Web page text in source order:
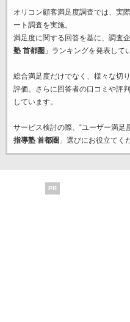
オリコン顧客満足度調査では、実
ート調査を実施。
満足度に関する回答を基に、調査
塾 首都圏 」ランキングを発表して
総合満足度だけでなく、様々な切
評価。さらに回答者の口コミや評
しています。
サービス検討の際、“ユーザー満足
指導塾 首都圏 」選びにお役立てく
PR